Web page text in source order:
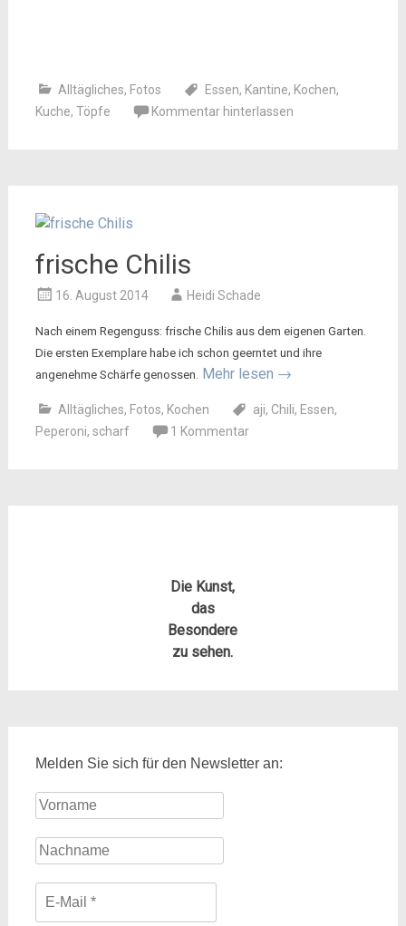
Alltägliches, Fotos Essen, Kantine, Kochen,
Kuche, Töpfe Kommentar hinterlassen
frische Chilis
16. August 2014 Heidi Schade
Nach einem Regenguss: frische Chilis aus dem eigenen Garten.
Die ersten Exemplare habe ich schon geerntet und ihre
angenehme Schärfe genossen. Mehr lesen →
Alltägliches, Fotos, Kochen aji, Chili, Essen,
Peperoni, scharf 1 Kommentar
Die Kunst,
das
Besondere
zu sehen.
Melden Sie sich für den Newsletter an: